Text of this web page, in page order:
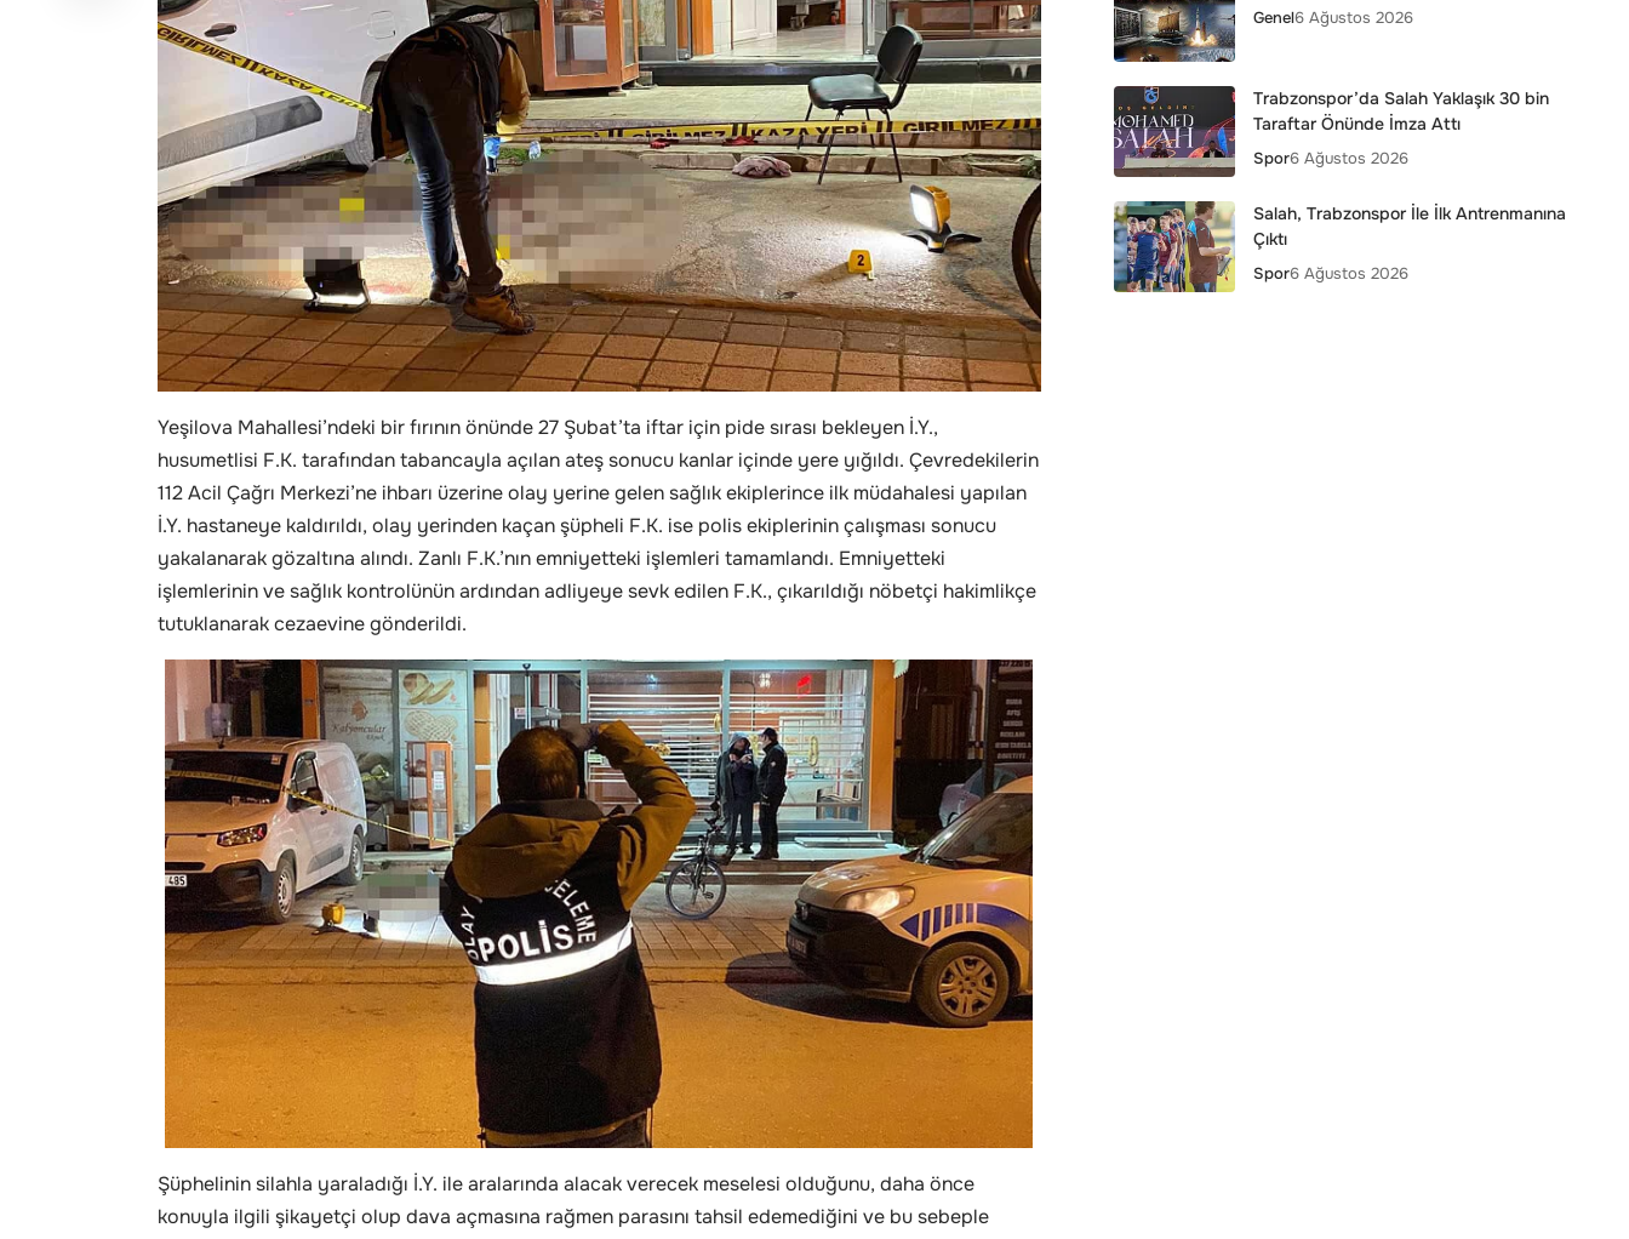
Yeşilova Mahallesi’ndeki bir fırının önünde 27 Şubat’ta iftar için pide sırası bekleyen İ.Y.,
husumetlisi F.K. tarafından tabancayla açılan ateş sonucu kanlar içinde yere yığıldı. Çevredekilerin
112 Acil Çağrı Merkezi’ne ihbarı üzerine olay yerine gelen sağlık ekiplerince ilk müdahalesi yapılan
İ.Y. hastaneye kaldırıldı, olay yerinden kaçan şüpheli F.K. ise polis ekiplerinin çalışması sonucu
yakalanarak gözaltına alındı. Zanlı F.K.’nın emniyetteki işlemleri tamamlandı. Emniyetteki
işlemlerinin ve sağlık kontrolünün ardından adliyeye sevk edilen F.K., çıkarıldığı nöbetçi hakimlikçe
tutuklanarak cezaevine gönderildi.
Şüphelinin silahla yaraladığı İ.Y. ile aralarında alacak verecek meselesi olduğunu, daha önce
konuyla ilgili şikayetçi olup dava açmasına rağmen parasını tahsil edemediğini ve bu sebeple
Genel6 Ağustos 2026
Trabzonspor’da Salah Yaklaşık 30 bin
Taraftar Önünde İmza Attı
Spor6 Ağustos 2026
Salah, Trabzonspor İle İlk Antrenmanına
Çıktı
Spor6 Ağustos 2026